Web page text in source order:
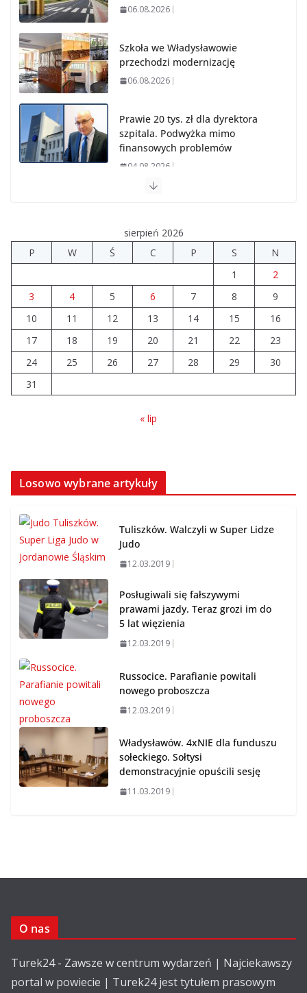
06.08.2026
Szkoła we Władysławowie
przechodzi modernizację
06.08.2026
Prawie 20 tys. zł dla dyrektora
szpitala. Podwyżka mimo
finansowych problemów
04.08.2026
Wiata Wielkopolska. Dotacje nawet do 300 tys. zł
14 sierpnia urzędy skarbowe
będą nieczynne
06.08.2026
sierpień 2026
P
W Ś C P S
N
1
2
3
4 5 6 7 8
9
10
11 12 13 14 15
16
17
18 19 20 21 22
23
24
25 26 27 28 29
30
31
« lip
Losowo wybrane artykuły
Tuliszków. Walczyli w Super Lidze
Judo
12.03.2019
Posługiwali się fałszywymi
prawami jazdy. Teraz grozi im do
5 lat więzienia
12.03.2019
Russocice. Parafianie powitali
nowego proboszcza
12.03.2019
Władysławów. 4xNIE dla funduszu
sołeckiego. Sołtysi
demonstracyjnie opuścili sesję
11.03.2019
O nas
Turek24 - Zawsze w centrum wydarzeń | Najciekawszy
portal w powiecie | Turek24 jest tytułem prasowym